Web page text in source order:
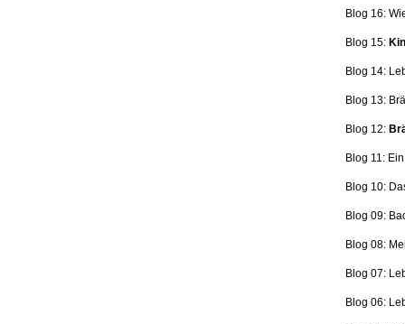
Blog 16:
Blog 15:
Blog 14:
Blog 13:
Blog 12:
Blog 11:
Blog 10:
Blog 09:
Blog 08:
Blog 07:
Blog 06: